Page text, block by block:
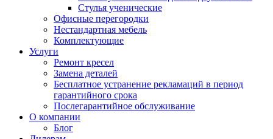
Стулья ученические
Офисные перегородки
Нестандартная мебель
Комплектующие
Услуги
Ремонт кресел
Замена деталей
Бесплатное устранение рекламаций в период
гарантийного срока
Послегарантийное обслуживание
О компании
Блог